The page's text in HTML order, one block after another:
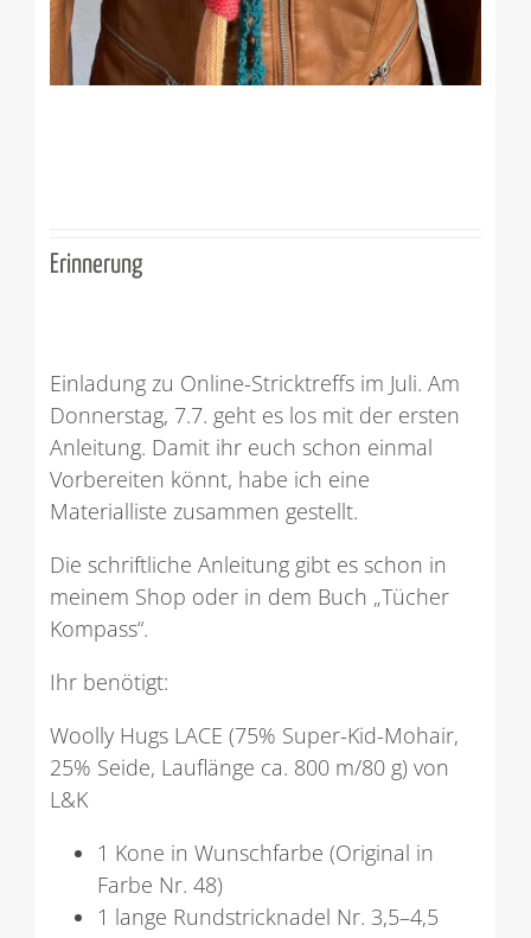
Erinnerung
Einladung zu Online-Stricktreffs im Juli. Am
Donnerstag, 7.7. geht es los mit der ersten
Anleitung. Damit ihr euch schon einmal
Vorbereiten könnt, habe ich eine
Materialliste zusammen gestellt.
Die schriftliche Anleitung gibt es schon in
meinem Shop oder in dem Buch „Tücher
Kompass“.
Ihr benötigt:
Woolly Hugs LACE (75% Super-Kid-Mohair,
25% Seide, Lauflänge ca. 800 m/80 g) von
L&K
1 Kone in Wunschfarbe (Original in
Farbe Nr. 48)
1 lange Rundstricknadel Nr. 3,5–4,5